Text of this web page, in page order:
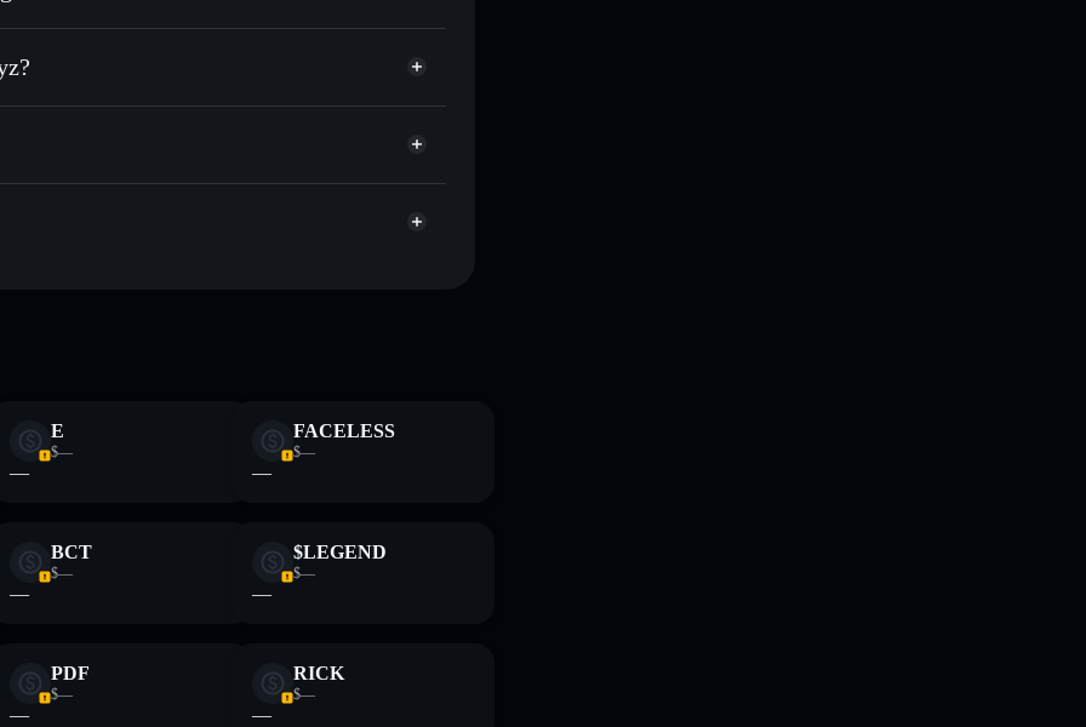
las carteras usando el agregador de
custodia donde tú controla tus claves privadas
sin custodia Solflare
cartera Solflare
E
$—
—
FACELESS
$—
—
BCT
$—
—
$LEGEND
$—
—
PDF
$—
—
RICK
$—
—